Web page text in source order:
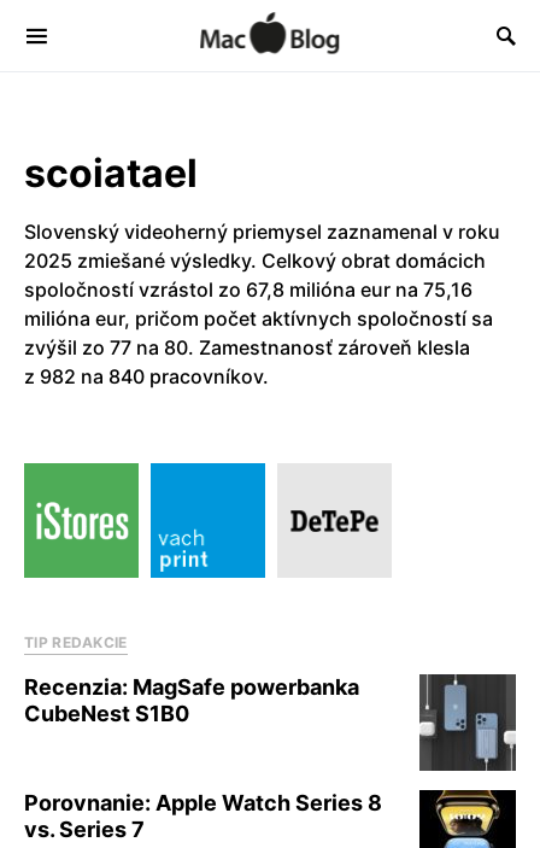
scoiatael
Slovenský videoherný priemysel zaznamenal v roku
2025 zmiešané výsledky. Celkový obrat domácich
spoločností vzrástol zo 67,8 milióna eur na 75,16
milióna eur, pričom počet aktívnych spoločností sa
zvýšil zo 77 na 80. Zamestnanosť zároveň klesla
z 982 na 840 pracovníkov.
TIP REDAKCIE
Recenzia: MagSafe powerbanka
CubeNest S1B0
Porovnanie: Apple Watch Series 8
vs. Series 7